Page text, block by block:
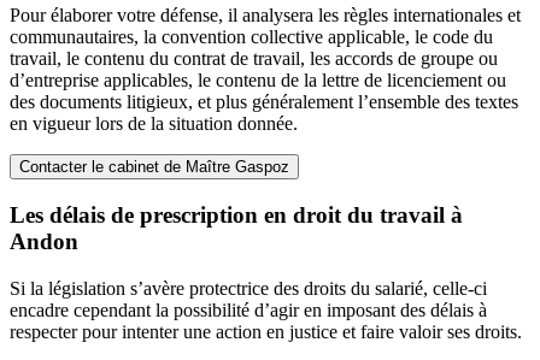
Pour élaborer votre défense, il analysera les règles internationales et
communautaires, la convention collective applicable, le code du
travail, le contenu du contrat de travail, les accords de groupe ou
d’entreprise applicables, le contenu de la lettre de licenciement ou
des documents litigieux, et plus généralement l’ensemble des textes
en vigueur lors de la situation donnée.
Contacter le cabinet de Maître Gaspoz
Les délais de prescription en droit du travail à
Andon
Si la législation s’avère protectrice des droits du salarié, celle-ci
encadre cependant la possibilité d’agir en imposant des délais à
respecter pour intenter une action en justice et faire valoir ses droits.